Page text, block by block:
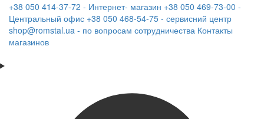
+38 050 414-37-72 - Интернет- магазин +38 050 469-73-00 -
Центральный офис +38 050 468-54-75 - сервисний центр
shop@romstal.ua - по вопросам сотрудничества Контакты
магазинов